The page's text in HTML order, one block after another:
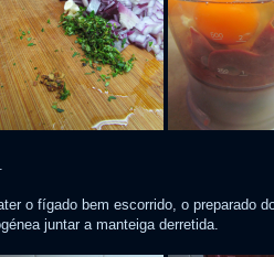
o fígado bem escorrido, o preparado
juntar a manteiga derretida.